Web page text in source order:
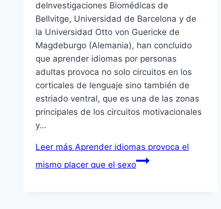
deInvestigaciones Biomédicas de
Bellvitge, Universidad de Barcelona y de
la Universidad Otto von Guericke de
Magdeburgo (Alemania), han concluido
que aprender idiomas por personas
adultas provoca no solo circuitos en los
corticales de lenguaje sino también de
estriado ventral, que es una de las zonas
principales de los circuitos motivacionales
y…
Leer más Aprender idiomas provoca el
mismo placer que el sexo